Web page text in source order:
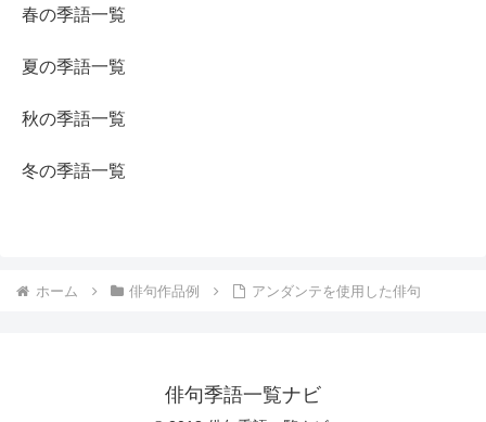
春の季語一覧
夏の季語一覧
秋の季語一覧
冬の季語一覧
ホーム 俳句作品例 アンダンテを使用した俳句
俳句季語一覧ナビ